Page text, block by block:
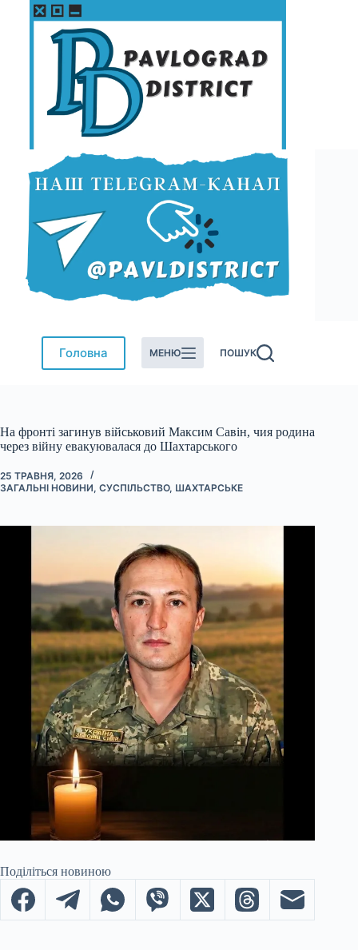
Перейти
Головна МЕНЮ ПОШУК
На фронті загинув військовий Максим Савін, чия родина
через війну евакуювалася до Шахтарського
25 ТРАВНЯ, 2026
ЗАГАЛЬНІ НОВИНИ, СУСПІЛЬСТВО, ШАХТАРСЬКЕ
Поділіться новиною